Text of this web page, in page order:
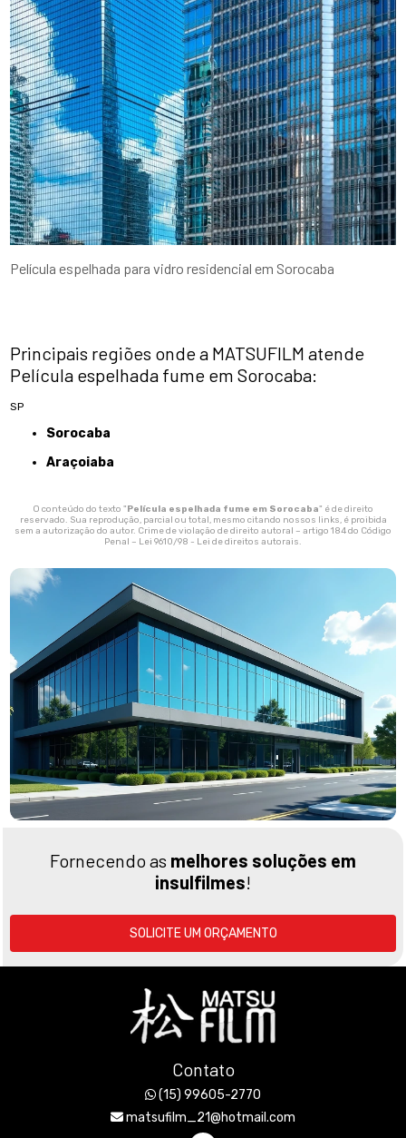
Película espelhada para vidro residencial em Sorocaba
Principais regiões onde a MATSUFILM atende
Película espelhada fume em Sorocaba:
SP
Sorocaba
Araçoiaba
O conteúdo do texto " Película espelhada fume em Sorocaba" é de direito
reservado. Sua reprodução, parcial ou total, mesmo citando nossos links, é proibida
sem a autorização do autor. Crime de violação de direito autoral – artigo 184 do Código
Penal – Lei 9610/98 - Lei de direitos autorais.
Fornecendo as melhores soluções em
insulfilmes!
SOLICITE UM ORÇAMENTO
Contato
(15) 99605-2770
matsufilm_21@hotmail.com